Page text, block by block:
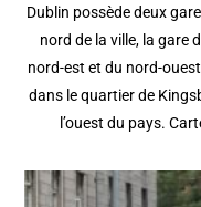
Dublin possède deux
nord de la ville, la gare
nord-est et du nord-
dans le quartier de
l’ouest du pays.